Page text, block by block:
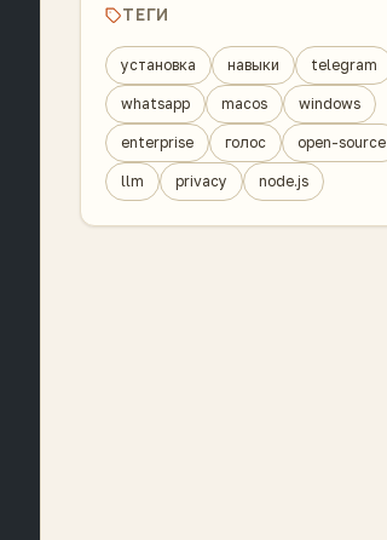
ТЕГИ
установка навыки telegram
whatsapp macos windows
enterprise голос open-source
llm privacy node.js